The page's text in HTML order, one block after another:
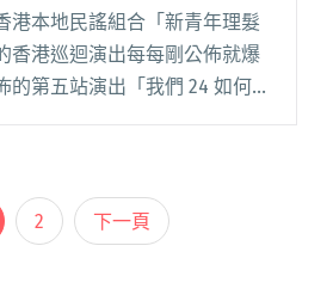
港本地民謠組合「新青年理髮
香港巡迴演出每每剛公佈就爆
的第五站演出「我們 24 如何面
子 之 走喇 我唔想搞大佢」，
會第五站"
2 下一頁